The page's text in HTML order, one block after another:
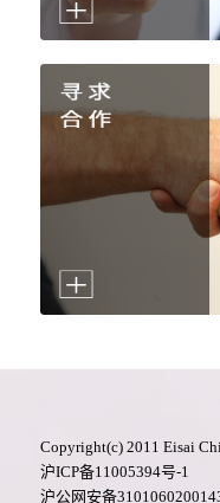
Copyright(c) 2011 Eisai
沪ICP备11005394号-1
沪公网安备